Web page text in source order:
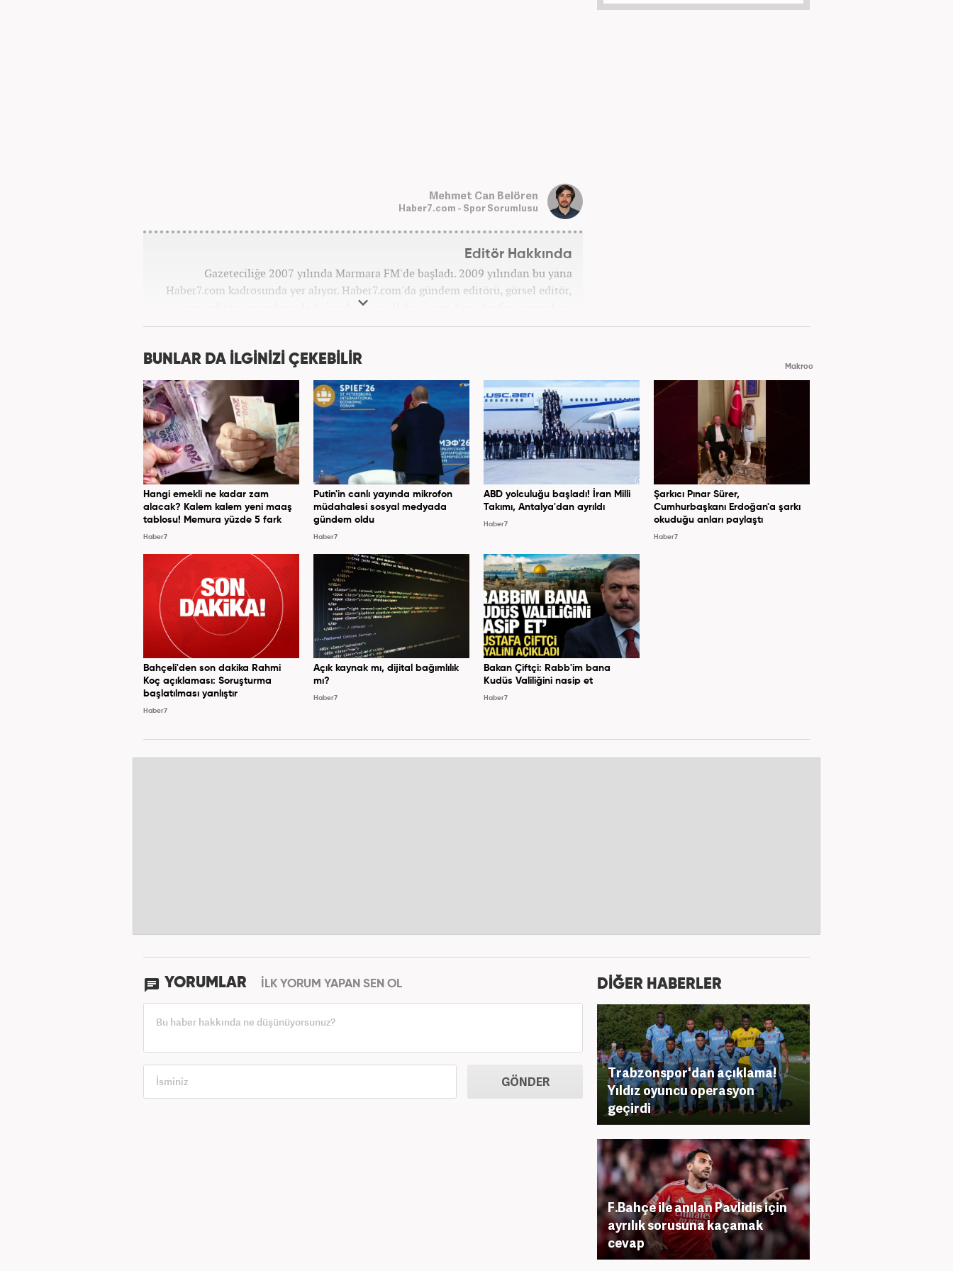
Mehmet Can Belören
Haber7.com - Spor Sorumlusu
Editör Hakkında
Gazeteciliğe 2007 yılında Marmara FM'de başladı. 2009 yılından bu yana
Haber7.com kadrosunda yer alıyor. Haber7.com'da gündem editörü, görsel editör,
spor editörü görevlerinde bulundu. Şu an Haber7.com Spor Sayfası sorumlusu
olarak meslek hayatına devam etmektedir. Mehmet Can Belören; Medya ve İletişim
BUNLAR DA İLGİNİZİ ÇEKEBİLİR
Makroo
Hangi emekli ne kadar zam
alacak? Kalem kalem yeni maaş
tablosu! Memura yüzde 5 fark
Haber7
Putin'in canlı yayında mikrofon
müdahalesi sosyal medyada
gündem oldu
Haber7
ABD yolculuğu başladı! İran Milli
Takımı, Antalya'dan ayrıldı
Haber7
Şarkıcı Pınar Sürer,
Cumhurbaşkanı Erdoğan'a şarkı
okuduğu anları paylaştı
Haber7
Bahçeli'den son dakika Rahmi
Koç açıklaması: Soruşturma
başlatılması yanlıştır
Haber7
Açık kaynak mı, dijital bağımlılık
mı?
Haber7
Bakan Çiftçi: Rabb'im bana
Kudüs Valiliğini nasip et
Haber7
YORUMLAR İLK YORUM YAPAN SEN OL
GÖNDER
DİĞER HABERLER
Trabzonspor'dan açıklama!
Yıldız oyuncu operasyon
geçirdi
F.Bahçe ile anılan Pavlidis için
ayrılık sorusuna kaçamak
cevap